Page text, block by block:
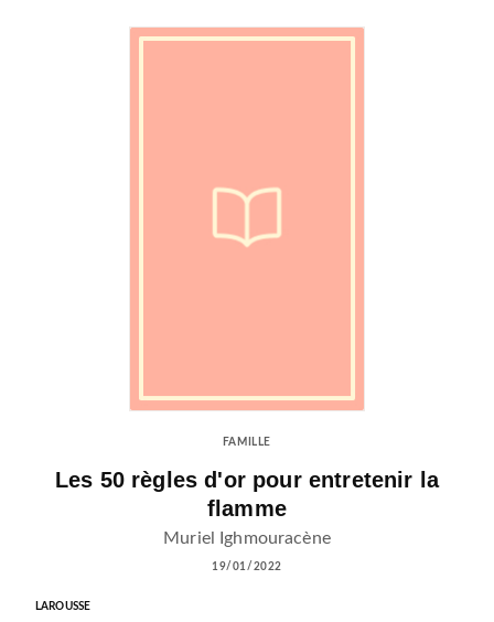
FAMILLE
Les 50 règles d'or pour entretenir la
flamme
Muriel Ighmouracène
19/01/2022
LAROUSSE